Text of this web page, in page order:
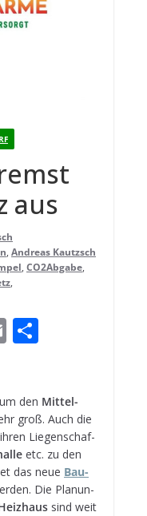
aus
, Andreas Kautzsch
, CO2Abgabe,
,
E
l n
um den Mit­tel­
groß. Auch die
Lie­gen­schaf­
etc. zu den
das neue Bau­
Die Pla­nun­
sind weit